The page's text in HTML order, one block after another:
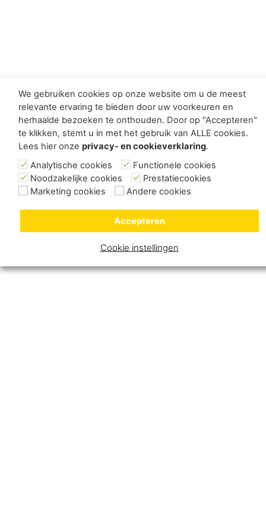
We gebruiken cookies op onze website om u de meest
relevante ervaring te bieden door uw voorkeuren en
herhaalde bezoeken te onthouden. Door op "Accepteren"
te klikken, stemt u in met het gebruik van ALLE cookies.
Lees hier onze privacy- en cookieverklaring.
Analytische cookies
Functionele cookies
Noodzakelijke cookies
Prestatiecookies
Marketing cookies
Andere cookies
Cookie instellingen
Accepteren